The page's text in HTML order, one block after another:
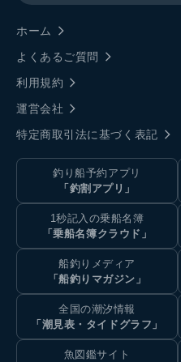
ホーム
よくあるご質問
利用規約
運営会社
特定商取引法に基づく表記
釣り船予約アプリ
「釣割アプリ」
1秒記入の乗船名簿
「乗船名簿クラウド」
船釣りメディア
「船釣りマガジン」
全国の潮汐情報
「潮見表・タイドグラフ」
魚図鑑サイト